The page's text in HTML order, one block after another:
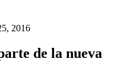
2016
de la nueva